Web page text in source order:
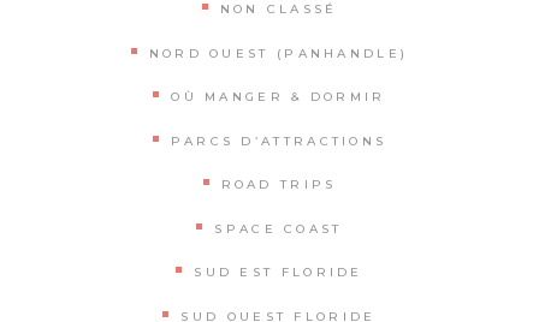
NON CLASSÉ
NORD OUEST (PANHANDLE)
OÙ MANGER & DORMIR
PARCS D’ATTRACTIONS
ROAD TRIPS
SPACE COAST
SUD EST FLORIDE
SUD OUEST FLORIDE